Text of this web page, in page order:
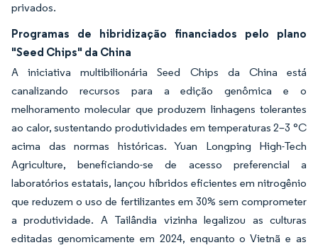
privados.
Programas de hibridização financiados pelo plano
"Seed Chips" da China
A iniciativa multibilionária Seed Chips da China está
canalizando recursos para a edição genômica e o
melhoramento molecular que produzem linhagens tolerantes
ao calor, sustentando produtividades em temperaturas 2–3 °C
acima das normas históricas. Yuan Longping High-Tech
Agriculture, beneficiando-se de acesso preferencial a
laboratórios estatais, lançou híbridos eficientes em nitrogênio
que reduzem o uso de fertilizantes em 30% sem comprometer
a produtividade. A Tailândia vizinha legalizou as culturas
editadas genomicamente em 2024, enquanto o Vietnã e as